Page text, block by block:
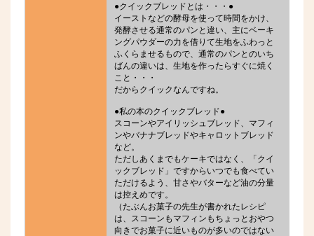
●クイックブレッドとは・・・●
イーストなどの酵母を使って時間をかけ、
発酵させる通常のパンと違い、主にベーキ
ングパウダーの力を借りて生地をふわっと
ふくらませるもので、通常のパンとのいち
ばんの違いは、生地を作ったらすぐに焼く
こと・・・
だからクイックなんですね。
●私の本のクイックブレッド●
スコーンやアイリッシュブレッド、マフィ
ンやバナナブレッドやキャロットブレッド
など。
ただしあくまでもケーキではなく、「クイ
ックブレッド」ですからいつでも食べてい
ただけるよう、甘さやバターなど油の分量
は控えめです。
（たぶんお菓子の先生が書かれたレシピ
は、スコーンもマフィンもちょっとおやつ
向きでお菓子に近いものが多いのではない